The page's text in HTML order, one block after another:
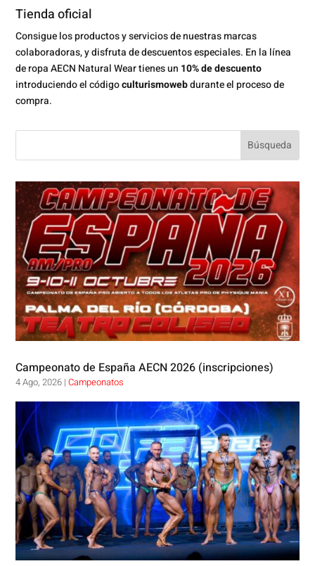
Tienda oficial
Consigue los productos y servicios de nuestras marcas
colaboradoras, y disfruta de descuentos especiales. En la línea
de ropa AECN Natural Wear tienes un 10% de descuento
introduciendo el códigoculturismowebdurante el proceso de
compra.
Campeonato de España AECN 2026 (inscripciones)
4 Ago, 2026 |Campeonatos